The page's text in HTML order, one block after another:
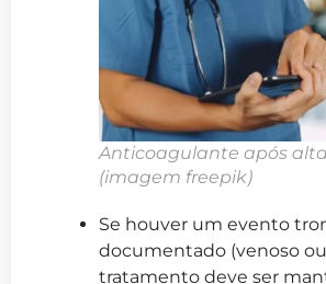
Anticoagulante após
(imagem freepik)
Se houver um evento
documentado (venoso
tratamento deve ser